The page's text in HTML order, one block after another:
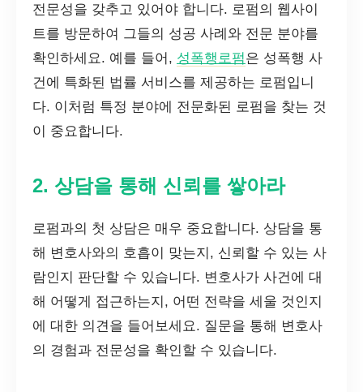
전문성을 갖추고 있어야 합니다. 로펌의 웹사이
트를 방문하여 그들의 성공 사례와 전문 분야를
확인하세요. 예를 들어, 성폭행로펌은 성폭행 사
건에 특화된 법률 서비스를 제공하는 로펌입니
다. 이처럼 특정 분야에 전문화된 로펌을 찾는 것
이 중요합니다.
2. 상담을 통해 신뢰를 쌓아라
로펌과의 첫 상담은 매우 중요합니다. 상담을 통
해 변호사와의 호흡이 맞는지, 신뢰할 수 있는 사
람인지 판단할 수 있습니다. 변호사가 사건에 대
해 어떻게 접근하는지, 어떤 전략을 세울 것인지
에 대한 의견을 들어보세요. 질문을 통해 변호사
의 경험과 전문성을 확인할 수 있습니다.